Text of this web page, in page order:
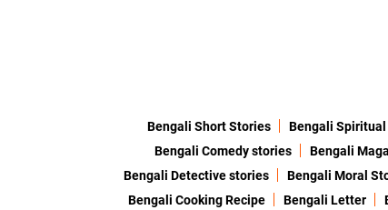
Bengali Short Stories Bengali
Bengali Comedy stories
Bengali
Bengali Detective stories
Bengali Moral
Bengali Cooking Recipe
Bengali Letter